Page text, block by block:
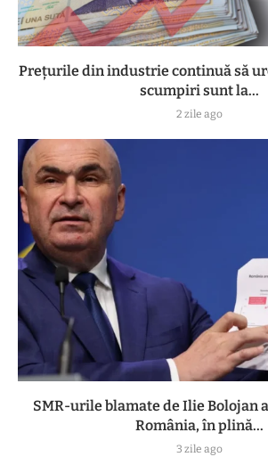
Prețurile din industrie continuă să
scumpiri sunt la...
2 zile ago
SMR-urile blamate de Ilie Bolojan
România, în plină...
3 zile ago